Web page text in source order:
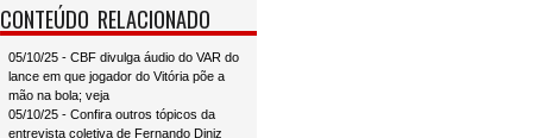
CONTEÚDO RELACIONADO
05/10/25 - CBF divulga áudio do VAR do
lance em que jogador do Vitória põe a
mão na bola; veja
05/10/25 - Confira outros tópicos da
entrevista coletiva de Fernando Diniz